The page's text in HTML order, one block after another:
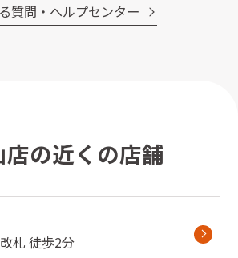
質問・へルプセンター
の近くの店舗
改札 徒歩2分